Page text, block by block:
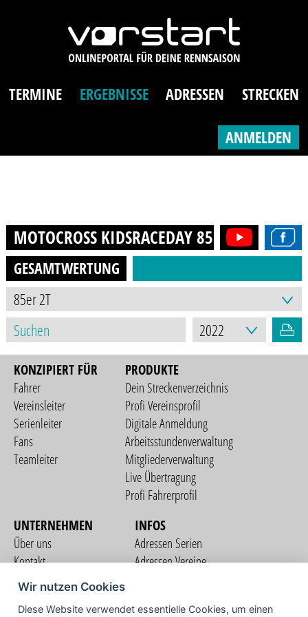
TERMINE ERGEBNISSE ADRESSEN STRECKEN
ANMELDEN
MOTOCROSS KIDSRACEDAY 85ER 2022
GESAMTWERTUNG
KONZIPIERT FÜR
Fahrer
Vereinsleiter
Serienleiter
Fans
Teamleiter
PRODUKTE
Dein Streckenverzeichnis
Profi Vereinsprofil
Digitale Anmeldung
Arbeitsstundenverwaltung
Mitgliederverwaltung
Live Übertragung
Profi Fahrerprofil
UNTERNEHMEN
Über uns
Kontakt
Nutzungsbedingungen
Datenschutzerklärung
INFOS
Adressen Serien
Adressen Vereine
Wir nutzen Cookies
Diese Website verwendet essentielle Cookies, um einen